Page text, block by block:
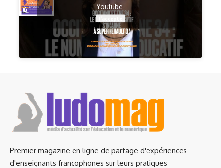
Youtube
Premier magazine en ligne de partage d'expériences
d'enseignants francophones sur leurs pratiques